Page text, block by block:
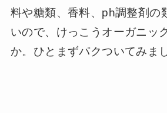
料や糖類、香料、ph調整剤の
いので、けっこうオーガニッ
か。ひとまずパクついてみま